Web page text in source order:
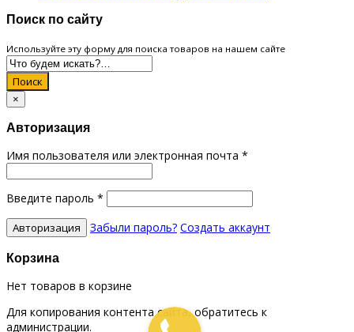
Поиск по сайту
Используйте эту форму для поиска товаров на нашем сайте
Поиск
×
Авторизация
Имя пользователя или электронная почта *
Введите пароль *
Забыли пароль? Создать аккаунт
Корзина
Нет товаров в корзине
Для копирования контента сайта, обратитесь к
администрации.